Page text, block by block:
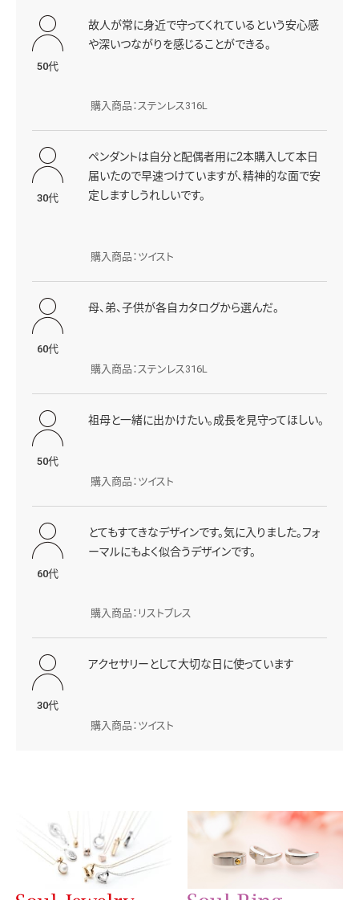
50代
故人が常に身近で守ってくれているという安心感
や深いつながりを感じることができる。
購入商品：ステンレス316L
30代
ペンダントは自分と配偶者用に2本購入して本日
届いたので早速つけていますが、精神的な面で安
定しますしうれしいです。
購入商品：ツイスト
60代
母、弟、子供が各自カタログから選んだ。
購入商品：ステンレス316L
50代
祖母と一緒に出かけたい。成長を見守ってほしい。
購入商品：ツイスト
60代
とてもすてきなデザインです。気に入りました。フォ
ーマルにもよく似合うデザインです。
購入商品：リストブレス
30代
アクセサリーとして大切な日に使っています
購入商品：ツイスト